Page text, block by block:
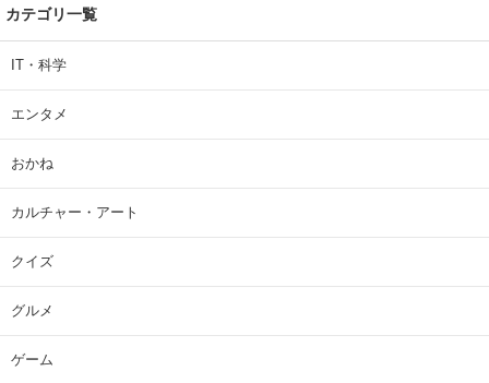
カテゴリ一覧
IT・科学
エンタメ
おかね
カルチャー・アート
クイズ
グルメ
ゲーム